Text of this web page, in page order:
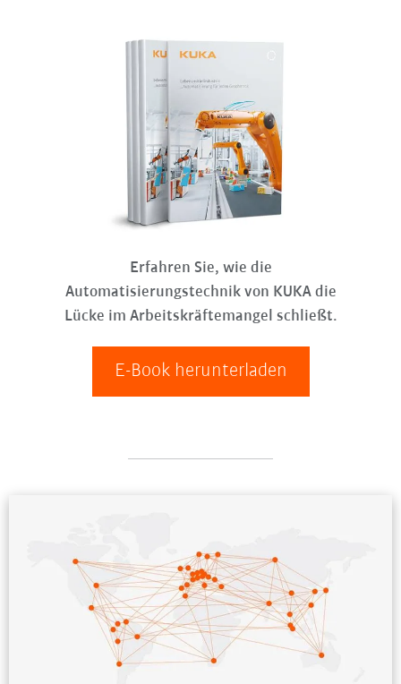
Erfahren Sie, wie die
Automatisierungstechnik von KUKA die
Lücke im Arbeitskräftemangel schließt.
E-Book herunterladen